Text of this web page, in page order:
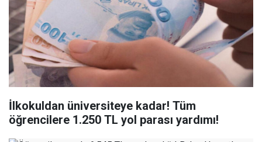
İlkokuldan üniversiteye kadar! Tüm
öğrencilere 1.250 TL yol parası yardımı!